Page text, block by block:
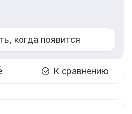
когда появится
К сравнению